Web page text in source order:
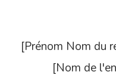
[Prénom Nom du
[Nom de